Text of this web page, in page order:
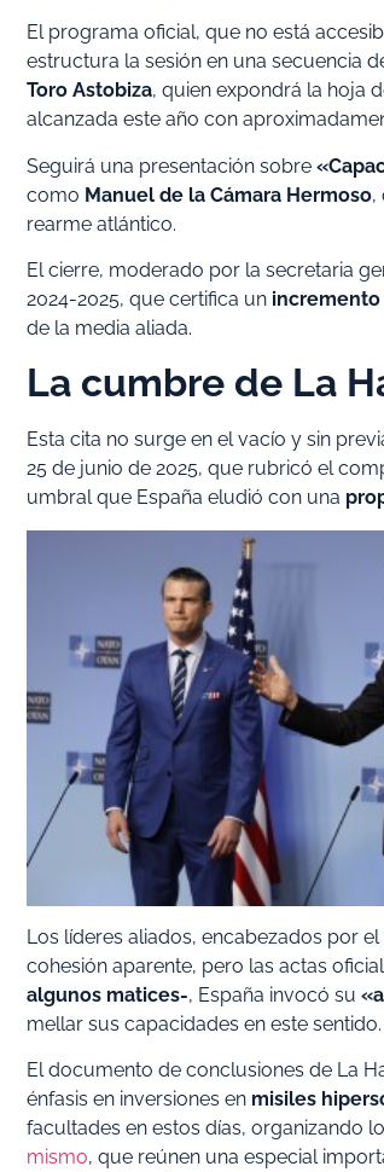
El programa oficial, que no está
estructura la sesión en una secuencia
Toro Astobiza, quien expondrá la hoja
alcanzada este año con
Seguirá una presentación sobre
como Manuel de la Cámara Hermoso,
rearme atlántico.
El cierre, moderado por la secretaria
2024-2025, que certifica un incremento
de la media aliada.
La cumbre de La
Esta cita no surge en el vacío y sin
25 de junio de 2025, que rubricó el
umbral que España eludió con una
Los líderes aliados, encabezados por
cohesión aparente, pero las actas
algunos matices-, España invocó su
mellar sus capacidades en este sentido.
El documento de conclusiones de La
énfasis en inversiones en misiles
facultades en estos días, organizando
mismo, que reúnen una especial